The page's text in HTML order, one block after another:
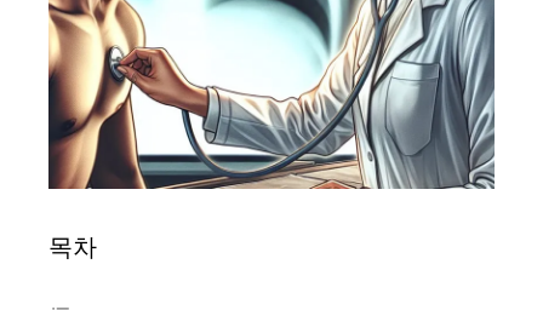
목차